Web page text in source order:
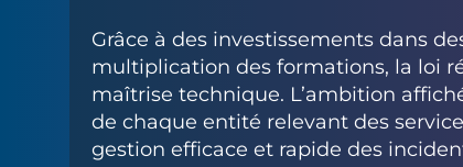
Grâce à des investissements dans
multiplication des formations, la loi
maîtrise technique. L’ambition
de chaque entité relevant des
gestion efficace et rapide des